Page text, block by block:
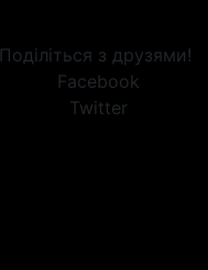
Поділіться з друзями!
Facebook
Twitter